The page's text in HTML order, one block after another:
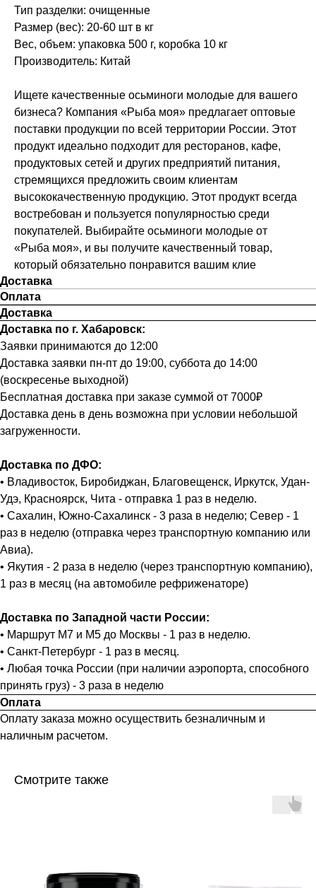
Тип разделки: очищенные
Размер (вес): 20-60 шт в кг
Вес, объем: упаковка 500 г, коробка 10 кг
Производитель: Китай
Ищете качественные осьминоги молодые для вашего
бизнеса? Компания «Рыба моя» предлагает оптовые
поставки продукции по всей территории России. Этот
продукт идеально подходит для ресторанов, кафе,
продуктовых сетей и других предприятий питания,
стремящихся предложить своим клиентам
высококачественную продукцию. Этот продукт всегда
востребован и пользуется популярностью среди
покупателей. Выбирайте осьминоги молодые от
«Рыба моя», и вы получите качественный товар,
который обязательно понравится вашим клие
Доставка
Оплата
Доставка
Доставка по г. Хабаровск:
Заявки принимаются до 12:00
Доставка заявки пн-пт до 19:00, суббота до 14:00
(воскресенье выходной)
Бесплатная доставка при заказе суммой от 7000₽
Доставка день в день возможна при условии небольшой
загруженности.
Доставка по ДФО:
• Владивосток, Биробиджан, Благовещенск, Иркутск, Удан-
Удэ, Красноярск, Чита - отправка 1 раз в неделю.
• Сахалин, Южно-Сахалинск - 3 раза в неделю; Север - 1
раз в неделю (отправка через транспортную компанию или
Авиа).
• Якутия - 2 раза в неделю (через транспортную компанию),
1 раз в месяц (на автомобиле рефриженаторе)
Доставка по Западной части России:
• Маршрут М7 и М5 до Москвы - 1 раз в неделю.
• Санкт-Петербург - 1 раз в месяц.
• Любая точка России (при наличии аэропорта, способного
принять груз) - 3 раза в неделю
Оплата
Оплату заказа можно осуществить безналичным и
наличным расчетом.
Смотрите также